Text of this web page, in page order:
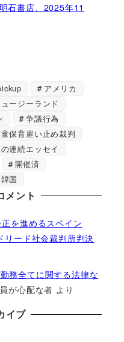
石書店、2025年11
アメリカ
ージーランド
争議行為
保育雇い止め裁判
連続エッセイ
開催済
韓国
メント
を進めるスペイン
リード社会裁判所判決
務全てに関する法律な
が心配な者 より
イブ